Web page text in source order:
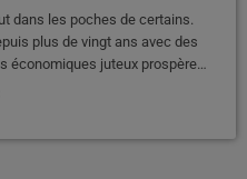
dans les poches de certains.
plus de vingt ans avec des
économiques juteux prospèrent
la crise, il y a un mot que